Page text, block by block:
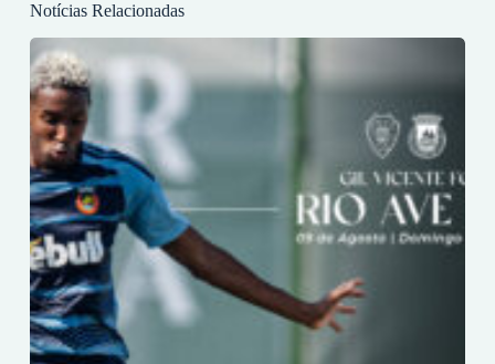
Notícias Relacionadas